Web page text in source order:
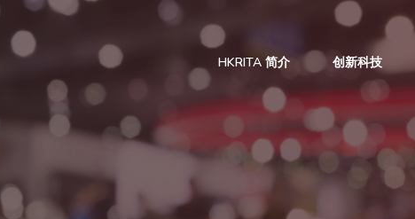
HKRITA 简介 创新科技